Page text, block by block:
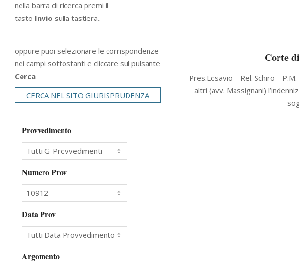
Corte
04-
Pres.Losavio – Rel. Schiro –
altri (avv. Massignani)
nella barra di ricerca premi il
tasto Invio sulla tastiera.
oppure puoi selezionare le corrispondenze
nei campi sottostanti e cliccare sul pulsante
Cerca
CERCA NEL SITO GIURISPRUDENZA
Provvedimento
Numero Prov
Data Prov
Argomento